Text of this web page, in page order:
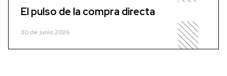
El pulso de la compra directa
30 de junio 2026